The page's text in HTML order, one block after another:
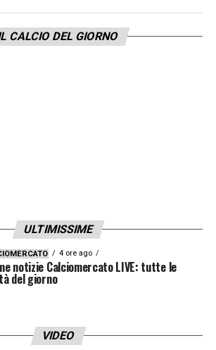
il piano gara. Fino a prima
sembrava certa la scelta di
diventare opzioni concrete.
Pulisic al fianco del Milan in
manda inoltre un messaggio
intendono affrontare la
difficoltà storiche sul campo
CALCIO DEL GIORNO
ULTIMISSIME
4 ore ago
notizie Calciomercato LIVE: tutte le
del giorno
VIDEO